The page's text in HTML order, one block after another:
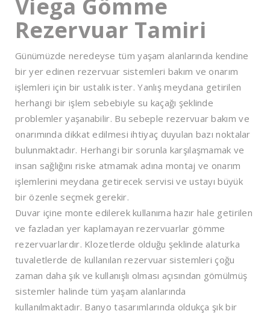
Viega Gömme
Rezervuar Tamiri
Günümüzde neredeyse tüm yaşam alanlarında kendine
bir yer edinen rezervuar sistemleri bakım ve onarım
işlemleri için bir ustalık ister. Yanlış meydana getirilen
herhangi bir işlem sebebiyle su kaçağı şeklinde
problemler yaşanabilir. Bu sebeple rezervuar bakım ve
onarımında dikkat edilmesi ihtiyaç duyulan bazı noktalar
bulunmaktadır. Herhangi bir sorunla karşılaşmamak ve
insan sağlığını riske atmamak adına montaj ve onarım
işlemlerini meydana getirecek servisi ve ustayı büyük
bir özenle seçmek gerekir.
Duvar içine monte edilerek kullanıma hazır hale getirilen
ve fazladan yer kaplamayan rezervuarlar gömme
rezervuarlardır. Klozetlerde olduğu şeklinde alaturka
tuvaletlerde de kullanılan rezervuar sistemleri çoğu
zaman daha şık ve kullanışlı olması açısından gömülmüş
sistemler halinde tüm yaşam alanlarında
kullanılmaktadır. Banyo tasarımlarında oldukça şık bir